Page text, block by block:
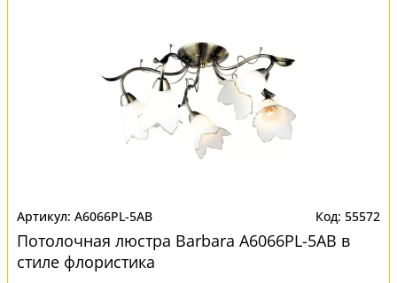
A6066PL-5AB 55572
Потолочная люстра Barbara A6066PL-5AB в
стиле флористика